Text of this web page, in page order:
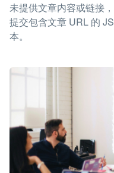
未提供文章内容或链接
提交包含文章 URL 的
本。